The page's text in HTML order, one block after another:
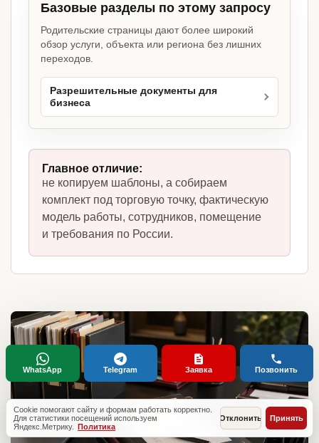
Базовые разделы по этому запросу
Родительские страницы дают более широкий
обзор услуги, объекта или региона без лишних
переходов.
Разрешительные документы для
бизнеса
Главное отличие:
не копируем шаблоны, а собираем
комплект под торговую точку, фактическую
модель работы, сотрудников, помещение
и требования по России.
Cookie помогают сайту и формам работать корректно.
Для статистики посещений используем
Яндекс.Метрику. Политика
Отклонить Принять
WhatsApp Telegram Заявка Позвонить